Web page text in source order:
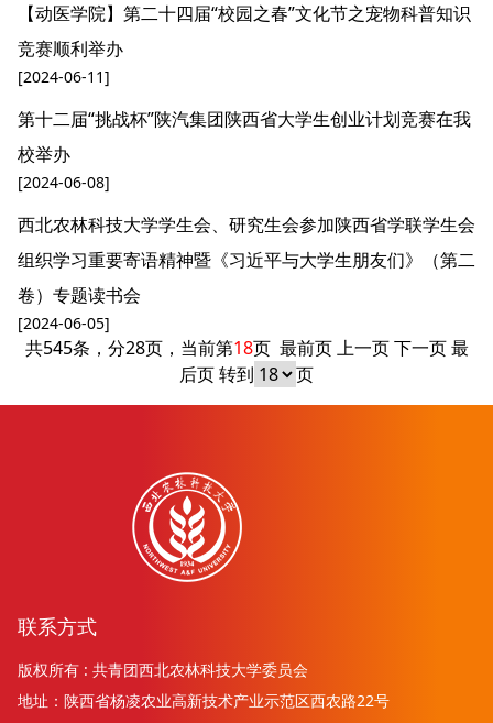
【动医学院】第二十四届“校园之春”文化节之宠物科普知识
竞赛顺利举办
[2024-06-11]
第十二届“挑战杯”陕汽集团陕西省大学生创业计划竞赛在我
校举办
[2024-06-08]
西北农林科技大学学生会、研究生会参加陕西省学联学生会
组织学习重要寄语精神暨《习近平与大学生朋友们》（第二
卷）专题读书会
[2024-06-05]
共545条，分28页，当前第18页 最前页 上一页 下一页 最
后页转到 页
联系方式
版权所有 : 共青团西北农林科技大学委员会
地址：陕西省杨凌农业高新技术产业示范区西农路22号